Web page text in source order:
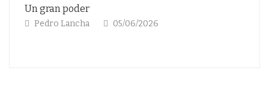
Un gran poder
Pedro Lancha 05/06/2026